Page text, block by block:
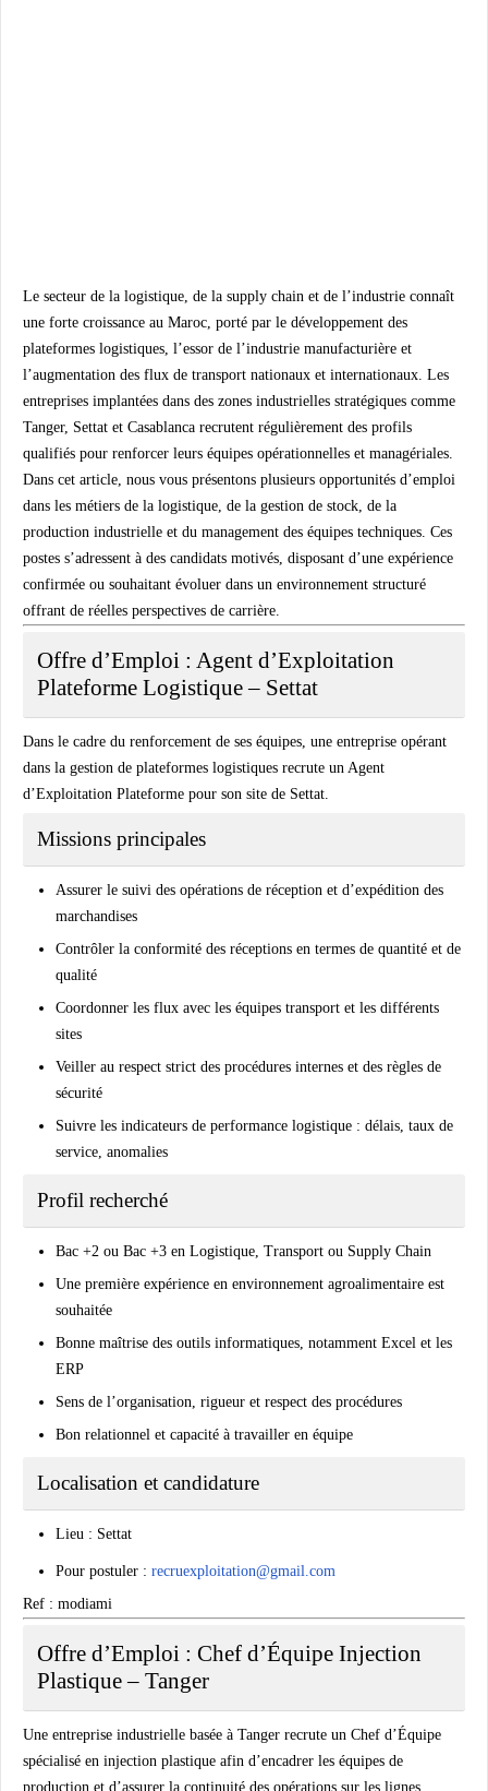
Le secteur de la logistique, de la supply chain et de l’industrie connaît
une forte croissance au Maroc, porté par le développement des
plateformes logistiques, l’essor de l’industrie manufacturière et
l’augmentation des flux de transport nationaux et internationaux. Les
entreprises implantées dans des zones industrielles stratégiques comme
Tanger, Settat et Casablanca recrutent régulièrement des profils
qualifiés pour renforcer leurs équipes opérationnelles et managériales.
Dans cet article, nous vous présentons plusieurs opportunités d’emploi
dans les métiers de la logistique, de la gestion de stock, de la
production industrielle et du management des équipes techniques. Ces
postes s’adressent à des candidats motivés, disposant d’une expérience
confirmée ou souhaitant évoluer dans un environnement structuré
offrant de réelles perspectives de carrière.
Offre d’Emploi : Agent d’Exploitation
Plateforme Logistique – Settat
Dans le cadre du renforcement de ses équipes, une entreprise opérant
dans la gestion de plateformes logistiques recrute un Agent
d’Exploitation Plateforme pour son site de Settat.
Missions principales
Assurer le suivi des opérations de réception et d’expédition des
marchandises
Contrôler la conformité des réceptions en termes de quantité et de
qualité
Coordonner les flux avec les équipes transport et les différents
sites
Veiller au respect strict des procédures internes et des règles de
sécurité
Suivre les indicateurs de performance logistique : délais, taux de
service, anomalies
Profil recherché
Bac +2 ou Bac +3 en Logistique, Transport ou Supply Chain
Une première expérience en environnement agroalimentaire est
souhaitée
Bonne maîtrise des outils informatiques, notamment Excel et les
ERP
Sens de l’organisation, rigueur et respect des procédures
Bon relationnel et capacité à travailler en équipe
Localisation et candidature
Lieu : Settat
Pour postuler : recruexploitation@gmail.com
Ref : modiami
Offre d’Emploi : Chef d’Équipe Injection
Plastique – Tanger
Une entreprise industrielle basée à Tanger recrute un Chef d’Équipe
spécialisé en injection plastique afin d’encadrer les équipes de
production et d’assurer la continuité des opérations sur les lignes